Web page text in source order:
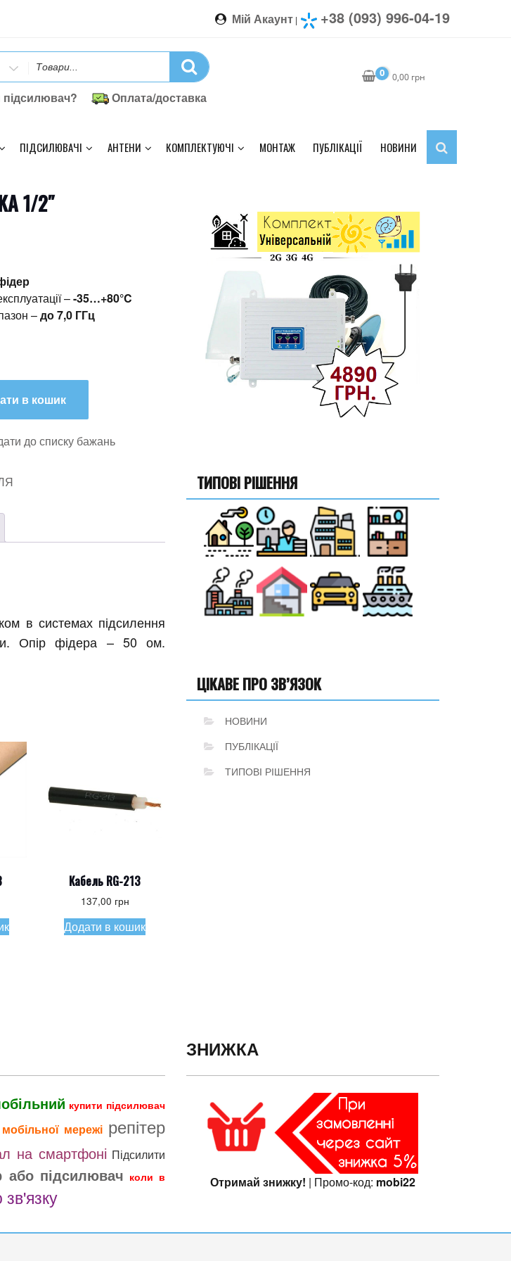
Мій Акаунт | +38 (093) 996-04-19
Оплата/доставка
0 0,00 грн
ПІДСИЛЮВАЧІ АНТЕНИ КОМПЛЕКТУЮЧІ МОНТАЖ ПУБЛІКАЦІЇ НОВИНИ
1/2″
–-35…+80°C
–до 7,0 ГГц
в кошик
до списку бажань
в системах підсилення
Опір фідера – 50 ом.
Кабель RG-213
137,00 грн
Додати в кошик
ТИПОВІ РІШЕННЯ
ЦІКАВЕ ПРО ЗВ’ЯЗОК
НОВИНИ
ПУБЛІКАЦІЇ
ТИПОВІ РІШЕННЯ
купити підсилювач
мережі репітер
на смартфоні Підсилити
або підсилювач коли в
зв'язку
ЗНИЖКА
Отримай знижку! | Промо-код: mobi22